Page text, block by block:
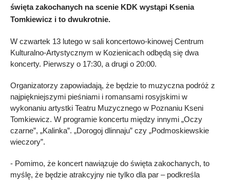
święta zakochanych na scenie KDK wystąpi Ksenia
Tomkiewicz i to dwukrotnie.
W czwartek 13 lutego w sali koncertowo-kinowej Centrum
Kulturalno-Artystycznym w Kozienicach odbędą się dwa
koncerty. Pierwszy o 17:30, a drugi o 20:00.
Organizatorzy zapowiadają, że będzie to muzyczna podróż z
najpiękniejszymi pieśniami i romansami rosyjskimi w
wykonaniu artystki Teatru Muzycznego w Poznaniu Kseni
Tomkiewicz. W programie koncertu między innymi „Oczy
czarne”, „Kalinka”. „Dorogoj dlinnaju” czy „Podmoskiewskie
wieczory”.
- Pomimo, że koncert nawiązuje do święta zakochanych, to
myślę, że będzie atrakcyjny nie tylko dla par – podkreśla